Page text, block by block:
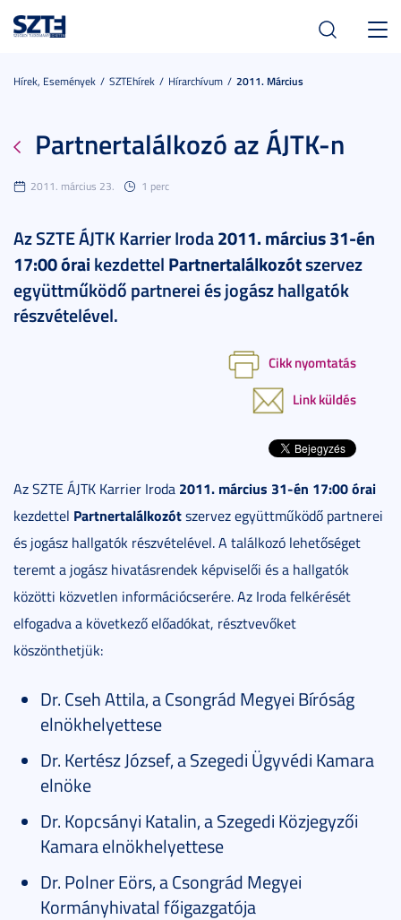
Hírek, Események SZTEhírek Hírarchívum 2011. Március
Partnertalálkozó az ÁJTK-n
2011. március 23. 1 perc
Az SZTE ÁJTK Karrier Iroda2011. március 31-én
17:00 órai kezdettel Partnertalálkozótszervez
együttműködő partnerei és jogász hallgatók
részvételével.
Cikk nyomtatás
Link küldés
Az SZTE ÁJTK Karrier Iroda 2011. március 31-én 17:00 órai
kezdettel Partnertalálkozótszervez együttműködő partnerei
és jogász hallgatók részvételével. A találkozó lehetőséget
teremt a jogász hivatásrendek képviselői és a hallgatók
közötti közvetlen információcserére. Az Iroda felkérését
elfogadva a következő előadókat, résztvevőket
köszönthetjük:
Dr. Cseh Attila, a Csongrád Megyei Bíróság
elnökhelyettese
Dr. Kertész József, a Szegedi Ügyvédi Kamara
elnöke
Dr. Kopcsányi Katalin, a Szegedi Közjegyzői
Kamara elnökhelyettese
Dr. Polner Eörs, a Csongrád Megyei
Kormányhivatal főigazgatója